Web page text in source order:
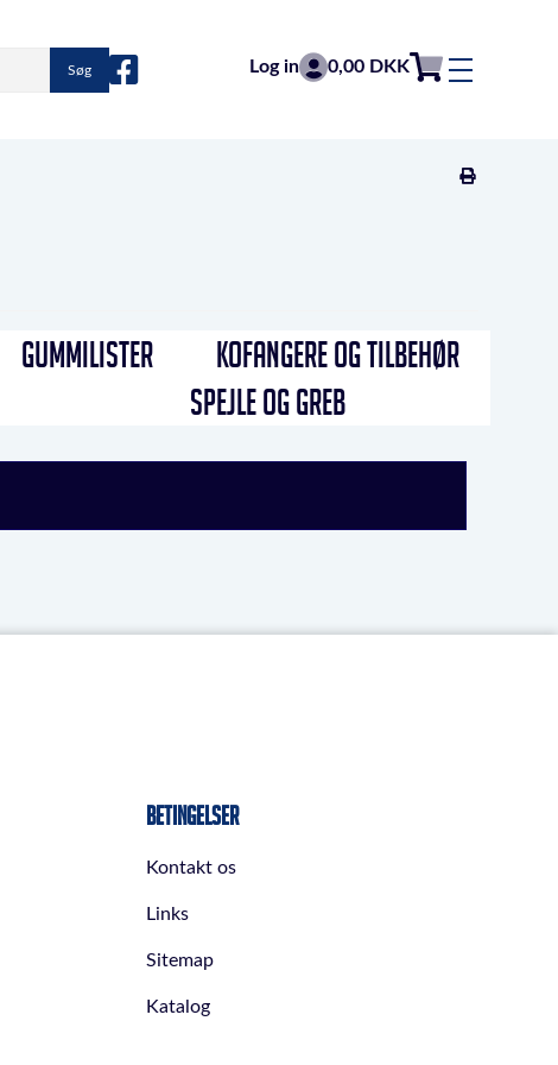
Søg Log in 0,00 DKK
GUMMILISTER
KOFANGERE OG TILBEHØR
SPEJLE OG GREB
Betingelser
Kontakt os
Links
Sitemap
Katalog